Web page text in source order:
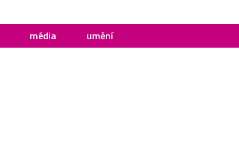
média umění